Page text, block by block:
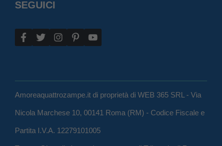
SEGUICI
Amoreaquattrozampe.it di proprietà di WEB 365 SRL - Via
Nicola Marchese 10, 00141 Roma (RM) - Codice Fiscale e
Partita I.V.A. 12279101005